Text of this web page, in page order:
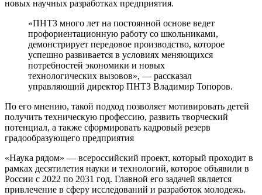
новых научных разработках предприятия.
«ПНТЗ много лет на постоянной основе ведет
профориентационную работу со школьниками,
демонстрирует передовое производство, которое
успешно развивается в условиях меняющихся
потребностей экономики и новых
технологических вызовов», — рассказал
управляющий директор ПНТЗ Владимир Топоров.
По его мнению, такой подход позволяет мотивировать детей
получить техническую профессию, развить творческий
потенциал, а также сформировать кадровый резерв
градообразующего предприятия
«Наука рядом» — всероссийский проект, который проходит в
рамках десятилетия науки и технологий, которое объявили в
России с 2022 по 2031 год. Главной его задачей является
привлечение в сферу исследований и разработок молодежь.